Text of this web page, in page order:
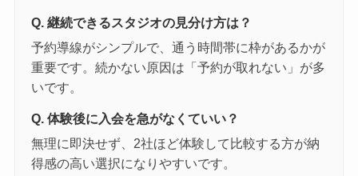
Q. 継続できるスタジオの見分け方は？
予約導線がシンプルで、通う時間帯に枠があるかが
重要です。続かない原因は「予約が取れない」が多
いです。
Q. 体験後に入会を急がなくていい？
無理に即決せず、2社ほど体験して比較する方が納
得感の高い選択になりやすいです。